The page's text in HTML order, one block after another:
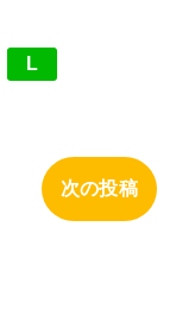
L
次の投稿